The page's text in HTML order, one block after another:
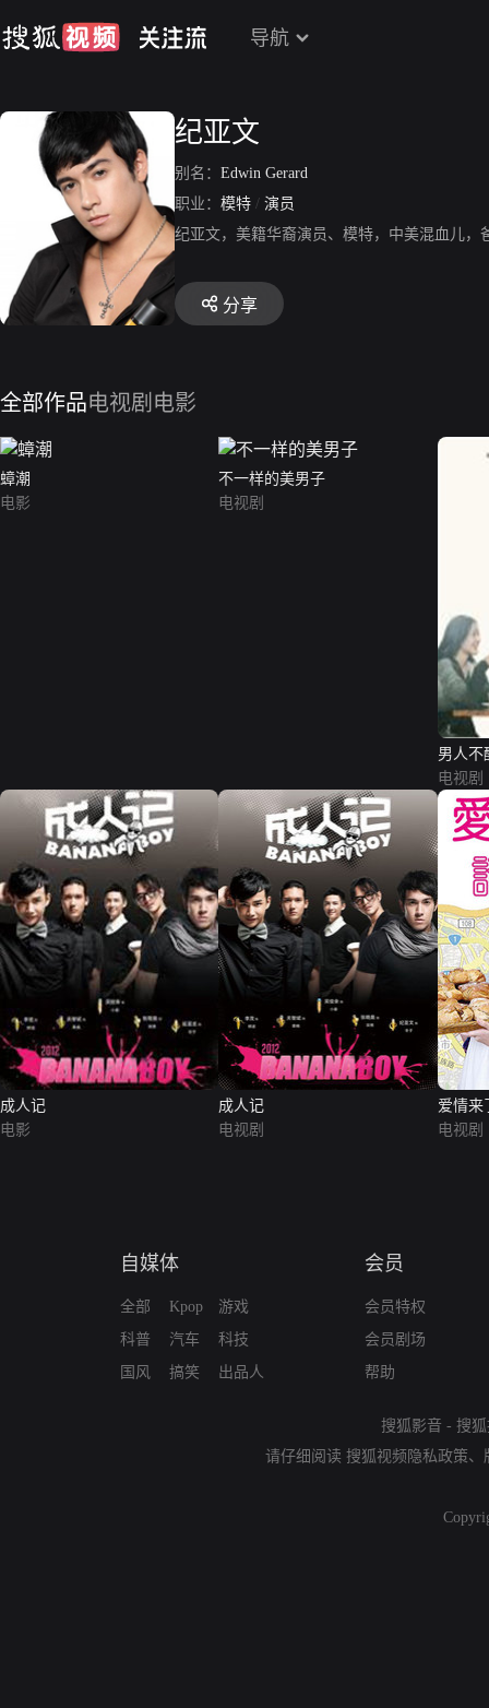
导航
纪亚文
别名： Edwin Gerard
职业： 模特 / 演员
纪亚文，美籍华裔演员、模特，中美混血儿
分享
全部作品电视剧 电影
蟑潮
电影
不一样的美男子
电视剧
男人不
电视剧
成人记
电影
成人记
电视剧
爱情来
电视剧
自媒体
全部
科普
国风
Kpop
汽车
搞笑
游戏
科技
出品人
会员
会员特权
会员剧场
帮助
搜狐影音 - 搜
请仔细阅读 搜狐视频隐私政策、